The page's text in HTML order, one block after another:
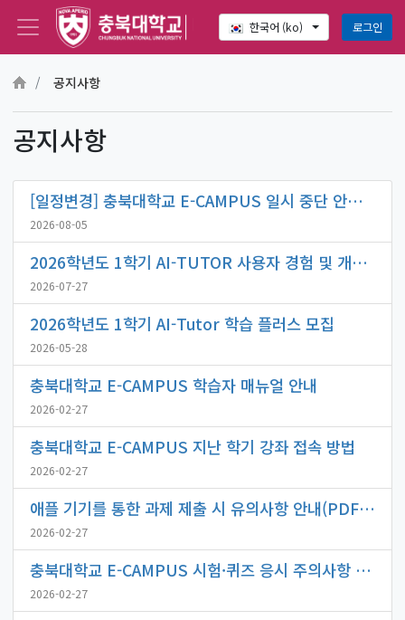
한국어 ‎(ko)‎ 로그인
공지사항
공지사항
[일정변경] 충북대학교 E-CAMPUS 일시 중단 안내[2026. 8. 7.(금) 15:00 ~ 8. 11.(화) 24:00]
2026-08-05
2026학년도 1학기 AI-TUTOR 사용자 경험 및 개선 요구 조사
2026-07-27
2026학년도 1학기 AI-Tutor 학습 플러스 모집
2026-05-28
충북대학교 E-CAMPUS 학습자 매뉴얼 안내
2026-02-27
충북대학교 E-CAMPUS 지난 학기 강좌 접속 방법
2026-02-27
애플 기기를 통한 과제 제출 시 유의사항 안내(PDF 파일로 제출 시)
2026-02-27
충북대학교 E-CAMPUS 시험·퀴즈 응시 주의사항 안내
2026-02-27